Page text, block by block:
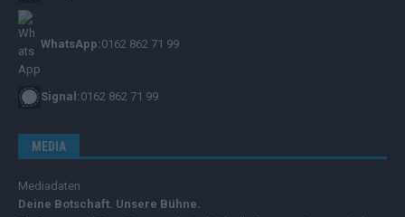
WhatsApp:0162 862 71 99
Signal:0162 862 71 99
MEDIA
Mediadaten
Deine Botschaft. Unsere Bühne.